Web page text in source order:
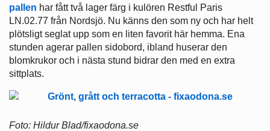
pallen har fått två lager färg i kulören Restful Paris
LN.02.77 från Nordsjö. Nu känns den som ny och har helt
plötsligt seglat upp som en liten favorit här hemma. Ena
stunden agerar pallen sidobord, ibland huserar den
blomkrukor och i nästa stund bidrar den med en extra
sittplats.
Foto: Hildur Blad/fixaodona.se